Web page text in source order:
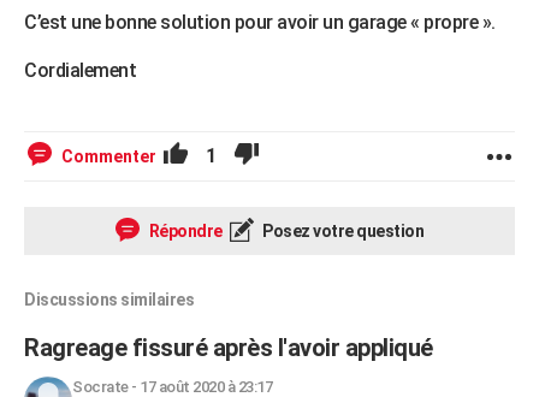
C’est une bonne solution pour avoir un garage « propre ».
Cordialement
Commenter 1
Répondre Posez votre question
Discussions similaires
Ragreage fissuré après l'avoir appliqué
Socrate- 17 août 2020 à 23:17